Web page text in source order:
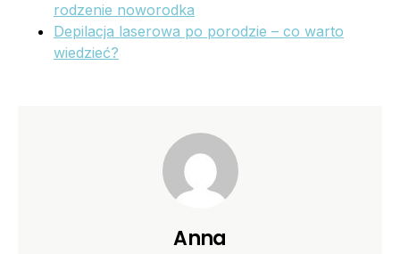
rodzenie noworodka
Depilacja laserowa po porodzie – co warto
wiedzieć?
Anna